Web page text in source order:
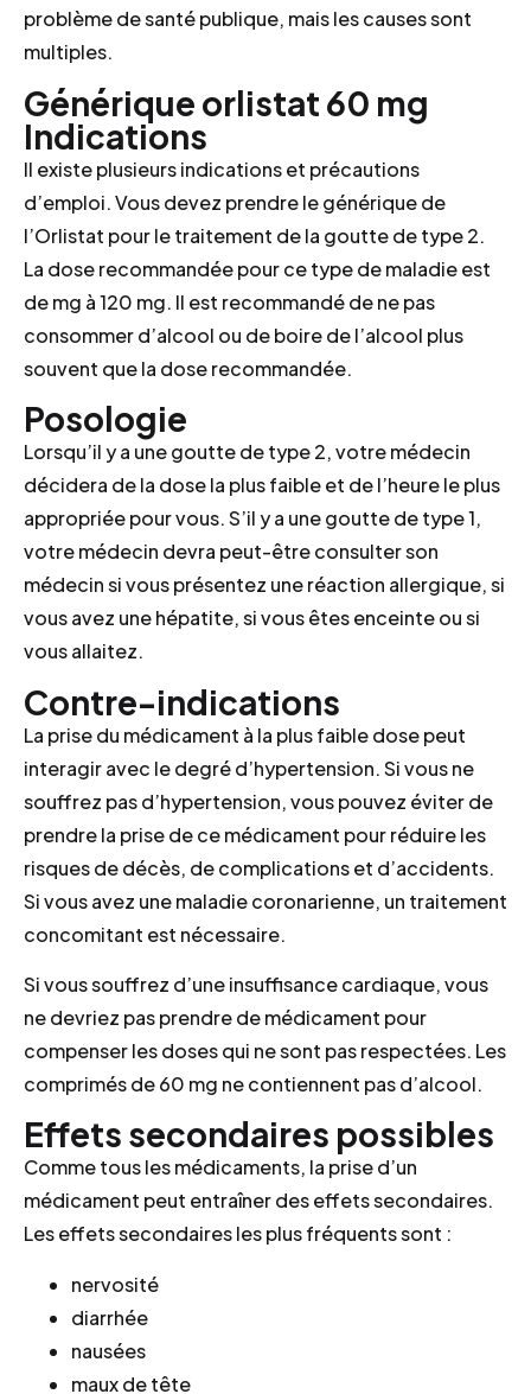
problème de santé publique, mais les causes sont
multiples.
Générique orlistat 60 mg
Indications
Il existe plusieurs indications et précautions
d’emploi. Vous devez prendre le générique de
l’Orlistat pour le traitement de la goutte de type 2.
La dose recommandée pour ce type de maladie est
de mg à 120 mg. Il est recommandé de ne pas
consommer d’alcool ou de boire de l’alcool plus
souvent que la dose recommandée.
Posologie
Lorsqu’il y a une goutte de type 2, votre médecin
décidera de la dose la plus faible et de l’heure le plus
appropriée pour vous. S’il y a une goutte de type 1,
votre médecin devra peut-être consulter son
médecin si vous présentez une réaction allergique, si
vous avez une hépatite, si vous êtes enceinte ou si
vous allaitez.
Contre-indications
La prise du médicament à la plus faible dose peut
interagir avec le degré d’hypertension. Si vous ne
souffrez pas d’hypertension, vous pouvez éviter de
prendre la prise de ce médicament pour réduire les
risques de décès, de complications et d’accidents.
Si vous avez une maladie coronarienne, un traitement
concomitant est nécessaire.
Si vous souffrez d’une insuffisance cardiaque, vous
ne devriez pas prendre de médicament pour
compenser les doses qui ne sont pas respectées. Les
comprimés de 60 mg ne contiennent pas d’alcool.
Effets secondaires possibles
Comme tous les médicaments, la prise d’un
médicament peut entraîner des effets secondaires.
Les effets secondaires les plus fréquents sont :
nervosité
diarrhée
nausées
maux de tête